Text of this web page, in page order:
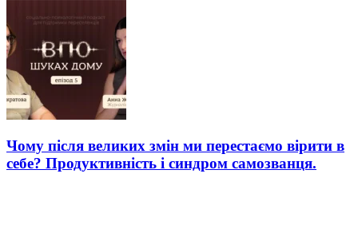
Чому після великих змін ми перестаємо вірити в
себе? Продуктивність і синдром самозванця.